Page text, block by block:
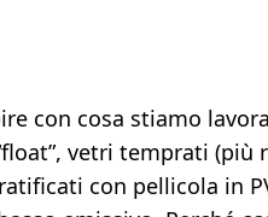
con cosa stiamo
vetri temprati (più
con pellicola in